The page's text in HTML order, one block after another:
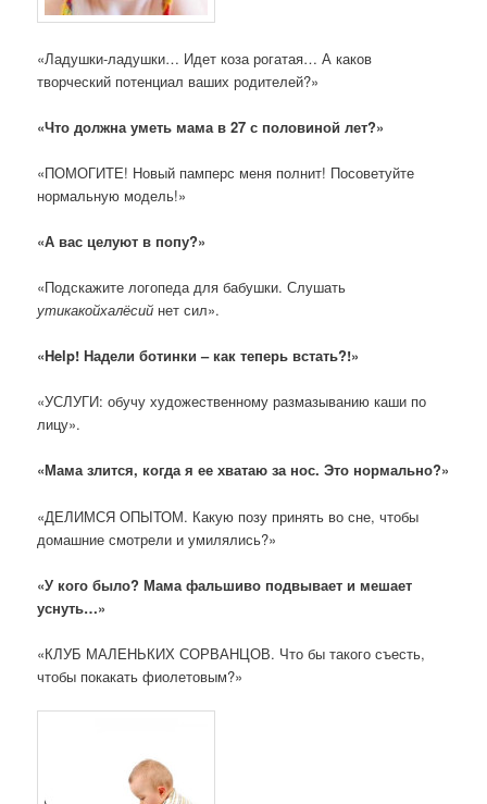
«Ладушки-ладушки… Идет коза рогатая… А каков
творческий потенциал ваших родителей?»
«Что должна уметь мама в 27 с половиной лет?»
«ПОМОГИТЕ! Новый памперс меня полнит! Посоветуйте
нормальную модель!»
«А вас целуют в попу?»
«Подскажите логопеда для бабушки. Слушать
утикакойхалёсий нет сил».
«Help! Надели ботинки – как теперь встать?!»
«УСЛУГИ: обучу художественному размазыванию каши по
лицу».
«Мама злится, когда я ее хватаю за нос. Это нормально?»
«ДЕЛИМСЯ ОПЫТОМ. Какую позу принять во сне, чтобы
домашние смотрели и умилялись?»
«У кого было? Мама фальшиво подвывает и мешает
уснуть…»
«КЛУБ МАЛЕНЬКИХ СОРВАНЦОВ. Что бы такого съесть,
чтобы покакать фиолетовым?»